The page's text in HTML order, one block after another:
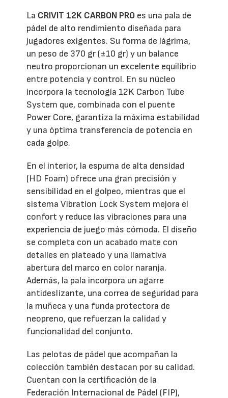
La CRIVIT 12K CARBON PRO es una pala de
pádel de alto rendimiento diseñada para
jugadores exigentes. Su forma de lágrima,
un peso de 370 gr (±10 gr) y un balance
neutro proporcionan un excelente equilibrio
entre potencia y control. En su núcleo
incorpora la tecnología 12K Carbon Tube
System que, combinada con el puente
Power Core, garantiza la máxima estabilidad
y una óptima transferencia de potencia en
cada golpe.
En el interior, la espuma de alta densidad
(HD Foam) ofrece una gran precisión y
sensibilidad en el golpeo, mientras que el
sistema Vibration Lock System mejora el
confort y reduce las vibraciones para una
experiencia de juego más cómoda. El diseño
se completa con un acabado mate con
detalles en plateado y una llamativa
abertura del marco en color naranja.
Además, la pala incorpora un agarre
antideslizante, una correa de seguridad para
la muñeca y una funda protectora de
neopreno, que refuerzan la calidad y
funcionalidad del conjunto.
Las pelotas de pádel que acompañan la
colección también destacan por su calidad.
Cuentan con la certificación de la
Federación Internacional de Pádel (FIP),